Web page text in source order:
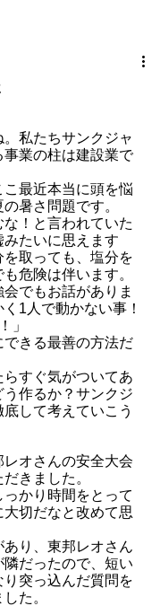
私たちサンクジャ
業の柱は建設業で
最近本当に頭を悩
暑さ問題です。
！と言われていた
たいに思えます
取っても、塩分を
危険は伴います。
でもお話がありま
1人で動かない事！
」
できる最善の方法だ
すぐ気がついてあ
作るか？サンクジ
して考えていこう
レオさんの安全大会
だきました。
かり時間をとって
切だなと改めて思
り、東邦レオさん
だったので、短い
突っ込んだ質問を
た。